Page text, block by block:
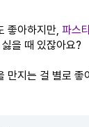
좋아하지만, 파스
을 때 있잖아요?
만지는 걸 별로